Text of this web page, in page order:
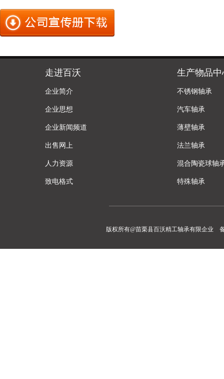
走进百沃
企业简介
企业思想
企业新闻频道
出售网上
人力资源
致电格式
生产物品中
不锈钢轴承
汽车轴承
薄壁轴承
法兰轴承
混合陶瓷球轴
特殊轴承
版权所有@苗栗县百沃精工轴承有限企业